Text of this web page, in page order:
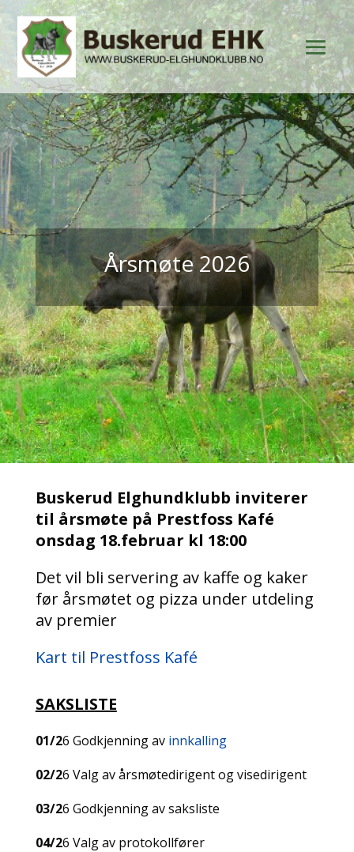
Årsmøte 2026
Buskerud Elghundklubb inviterer
til årsmøte på Prestfoss Kafé
onsdag 18.februar kl 18:00
Det vil bli servering av kaffe og kaker
før årsmøtet og pizza under utdeling
av premier
Kart til Prestfoss Kafé
SAKSLISTE
01/26 Godkjenning av innkalling
02/26 Valg av årsmøtedirigent og visedirigent
03/26 Godkjenning av saksliste
04/26 Valg av protokollfører